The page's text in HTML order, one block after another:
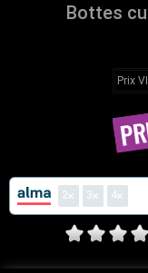
Bottes
Prix
2 3 4